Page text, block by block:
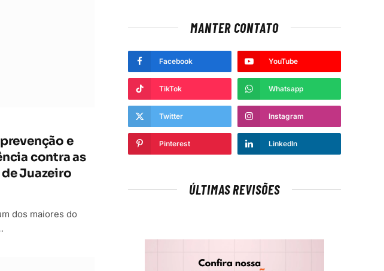
e
contra as
Juazeiro
dos maiores do
MANTER CONTATO
Facebook YouTube
TikTok Whatsapp
Twitter Instagram
Pinterest LinkedIn
ÚLTIMAS REVISÕES